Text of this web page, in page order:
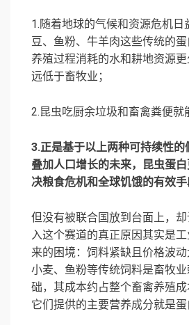
1.随着地球的气候和资源危机日
豆、鱼粉、牛羊肉这些传统的
养殖过程消耗的水和耕地资源
远低于畜牧业；
2.昆虫吃厨余垃圾和畜禽粪便就
3.正是基于以上两种可持续性
叠加人口增长的未来，昆虫蛋
决粮食危机和全球饥饿的有效手
但没有被联合国放到台面上，
入这个赛道的真正原因其实是
来的困境：饲料紧缺且价格波动
小麦、鱼粉等传统饲料是畜牧
础，其成本约占整个畜禽养殖成
它们提供的主要营养成分就是蛋